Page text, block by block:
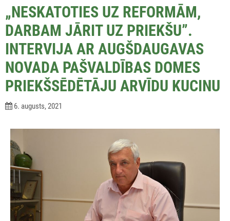
„NESKATOTIES UZ REFORMĀM,
DARBAM JĀRIT UZ PRIEKŠU”.
INTERVIJA AR AUGŠDAUGAVAS
NOVADA PAŠVALDĪBAS DOMES
PRIEKŠSĒDĒTĀJU ARVĪDU KUCINU
6. augusts, 2021